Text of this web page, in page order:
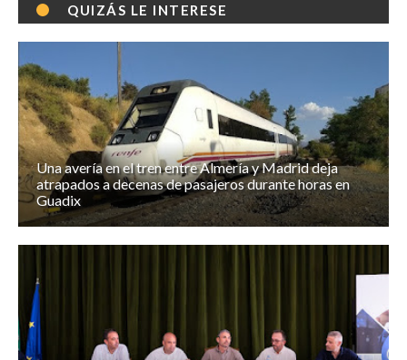
QUIZÁS LE INTERESE
Una avería en el tren entre Almería y Madrid deja
atrapados a decenas de pasajeros durante horas en
Guadix